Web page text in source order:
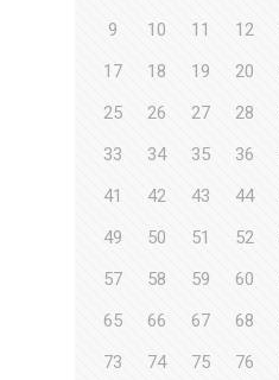
9
10 11 12
17
18 19 20
25
26 27 28
33
34 35 36
41
42 43 44
49
50 51 52
57
58 59 60
65
66 67 68
73
74 75 76